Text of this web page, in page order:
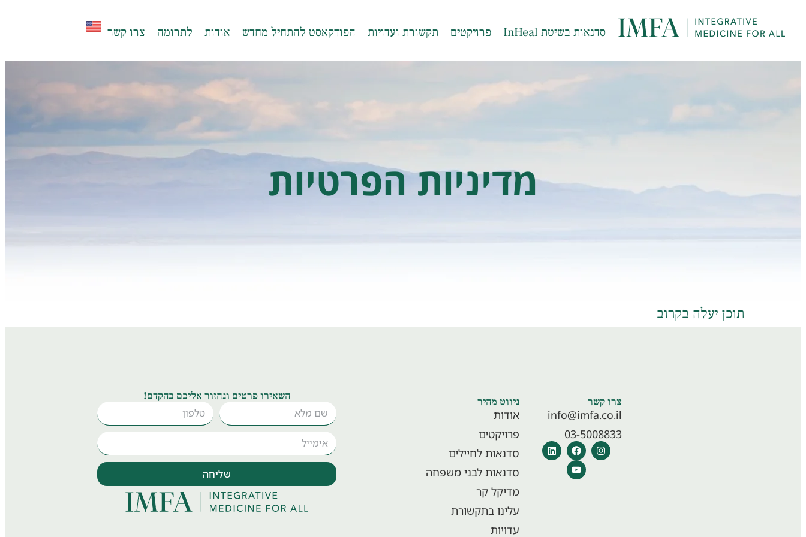
סדנאות בשיטת InHeal פרויקטים תקשורת ועדויות הפודקאסט להתחיל מחדש אודות לתרומה צרו קשר
מדיניות הפרטיות
תוכן יעלה בקרוב
השאירו פרטים ונחזור אליכם בהקדם!
שליחה
ניווט מהיר
אודות
פרויקטים
סדנאות לחיילים
סדנאות לבני משפחה
מדיקל קר
עלינו בתקשורת
עדויות
צרו קשר
info@imfa.co.il
03-5008833